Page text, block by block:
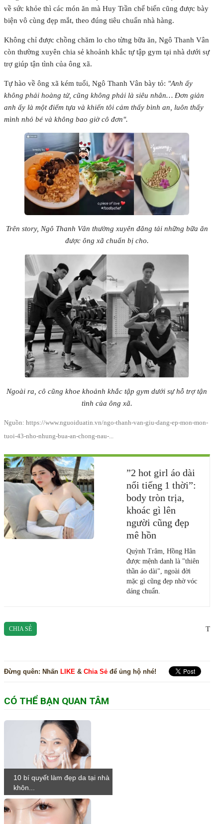
về sức khỏe thì các món ăn mà Huy Trần chế biến cũng được bày
biện vô cùng đẹp mắt, theo đúng tiêu chuẩn nhà hàng.
Không chỉ được chồng chăm lo cho từng bữa ăn, Ngô Thanh Vân
còn thường xuyên chia sẻ khoảnh khắc tự tập gym tại nhà dưới sự
trợ giúp tận tình của ông xã.
Tự hào về ông xã kém tuổi, Ngô Thanh Vân bày tỏ: "Anh ấy
không phải hoàng tử, cũng không phải là siêu nhân… Đơn giản
anh ấy là một điểm tựa và khiến tôi cảm thấy bình an, luôn thấy
mình nhỏ bé và không bao giờ cô đơn".
Trên story, Ngô Thanh Vân thường xuyên đăng tải những bữa ăn
được ông xã chuẩn bị cho.
Ngoài ra, cô cũng khoe khoảnh khắc tập gym dưới sự hỗ trợ tận
tình của ông xã.
Nguồn: https://www.nguoiduatin.vn/ngo-thanh-van-giu-dang-ep-mon-mon-
tuoi-43-nho-nhung-bua-an-chong-nau-...
”2 hot girl áo dài
nổi tiếng 1 thời”:
body tròn trịa,
khoác gì lên
người cũng đẹp
mê hồn
Quỳnh Trâm, Hồng Hân
được mệnh danh là "thiên
thần áo dài", ngoài đời
mặc gì cũng đẹp nhờ vóc
dáng chuẩn.
CHIA SẺ T
Đừng quên: Nhấn LIKE & Chia Sẻ để ủng hộ nhé!
CÓ THỂ BẠN QUAN TÂM
10 bí quyết làm đẹp da tại nhà
khôn...